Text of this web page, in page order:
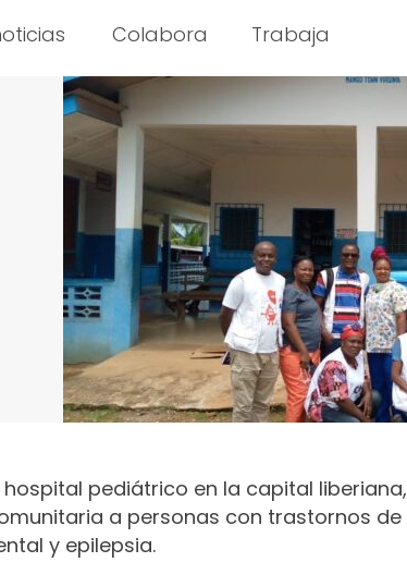
Colabora Trabaja
hospital pediátrico en la capital liberiana,
a personas con trastornos de
y epilepsia.